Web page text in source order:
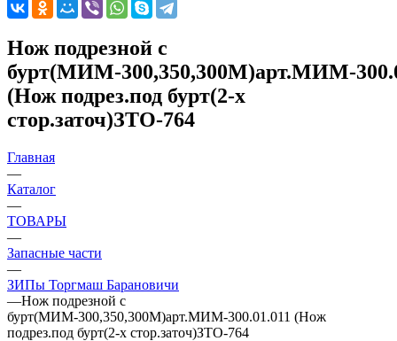
Нож подрезной с
бурт(МИМ-300,350,300М)арт.МИМ-
(Нож подрез.под бурт(2-х
стор.заточ)ЗТО-764
Главная
—
Каталог
—
ТОВАРЫ
—
Запасные части
—
ЗИПы Торгмаш Барановичи
—Нож подрезной с
бурт(МИМ-300,350,300М)арт.МИМ-300.01.011 (Нож
подрез.под бурт(2-х стор.заточ)ЗТО-764